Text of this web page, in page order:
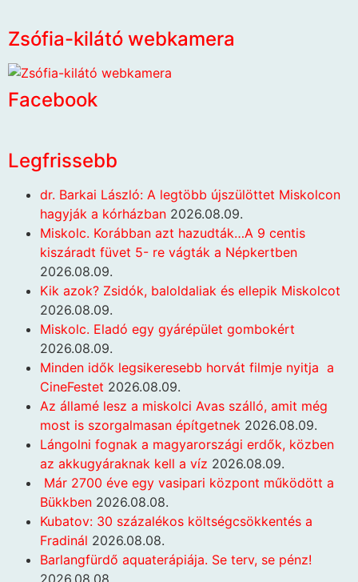
Zsófia-kilátó webkamera
Facebook
Legfrissebb
dr. Barkai László: A legtöbb újszülöttet Miskolcon
hagyják a kórházban 2026.08.09.
Miskolc. Korábban azt hazudták…A 9 centis
kiszáradt füvet 5- re vágták a Népkertben
2026.08.09.
Kik azok? Zsidók, baloldaliak és ellepik Miskolcot
2026.08.09.
Miskolc. Eladó egy gyárépület gombokért
2026.08.09.
Minden idők legsikeresebb horvát filmje nyitja a
CineFestet 2026.08.09.
Az államé lesz a miskolci Avas szálló, amit még
most is szorgalmasan építgetnek 2026.08.09.
Lángolni fognak a magyarországi erdők, közben
az akkugyáraknak kell a víz 2026.08.09.
Már 2700 éve egy vasipari központ működött a
Bükkben 2026.08.08.
Kubatov: 30 százalékos költségcsökkentés a
Fradinál 2026.08.08.
Barlangfürdő aquaterápiája. Se terv, se pénz!